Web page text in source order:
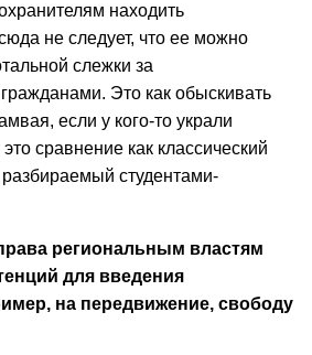
находить
не следует, что ее можно
слежки за
Это как обыскивать
если у кого-то украли
сравнение как классический
студентами-
региональным властям
для введения
на передвижение, свободу